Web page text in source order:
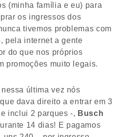
(minha família e eu) para
os ingressos dos
tivemos problemas com
pela internet a gente
do que nos próprios
promoções muito legais.
última vez nós
dava direito a entrar em 3
inclui 2 parques -, Busch
14 dias! E pagamos